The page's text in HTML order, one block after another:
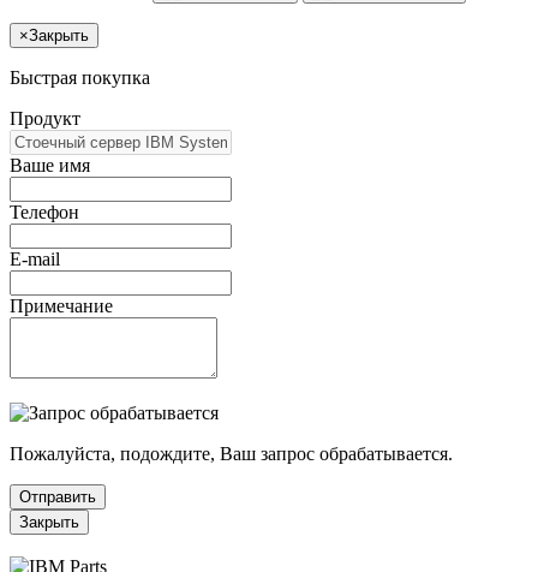
×Закрыть
Быстрая покупка
Продукт
Ваше имя
Телефон
E-mail
Примечание
Пожалуйста, подождите, Ваш запрос обрабатывается.
Отправить
Закрыть